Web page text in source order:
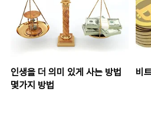
인생을 더 의미 있게 사는 방법
몇가지 방법
비